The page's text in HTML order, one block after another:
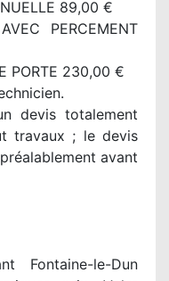
89,00 €
PERCEMENT
PORTE 230,00 €
devis totalement
travaux ; le devis
avant
Fontaine-le-Dun